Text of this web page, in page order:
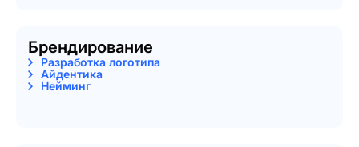
Брендирование
Разработка логотипа
Айдентика
Нейминг